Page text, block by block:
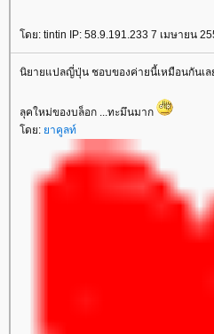
ดย: tintin IP: 58.9.191.233 7 เมษายน
นิยายแปลญี่ปุ่น ชอบของค่ายนี้เหมือนกันเ
ลุคใหม่ของบล็อก ...ทะมึนมาก
ดย: าคูลท์